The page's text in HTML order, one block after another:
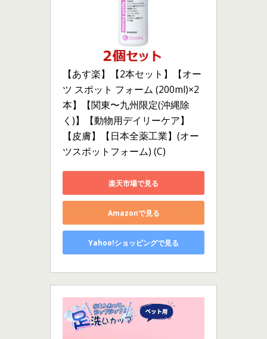
【あす楽】【2本セット】【オー
ツ スポット フォーム (200ml)×2
本】【関東〜九州限定(沖縄除
く)】【動物用デイリーケア】
【皮膚】【日本全薬工業】(オー
ツスポットフォーム) (C)
楽天市場で見る
Amazonで見る
Yahoo!ショッピングで見る